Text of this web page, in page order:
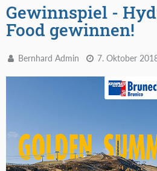
Gewinnspiel -
Food gewinnen!
Bernhard Admin 7. Oktober